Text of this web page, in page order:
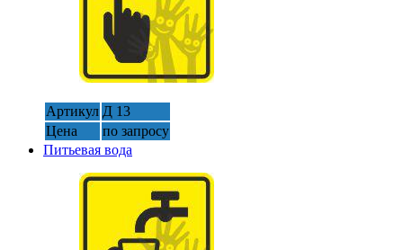
Артикул Д 13
Цена
по запросу
Питьевая вода